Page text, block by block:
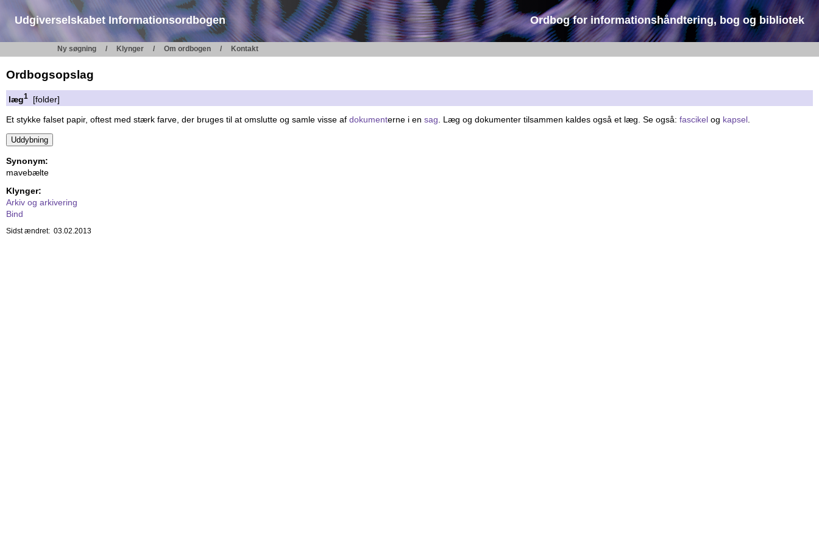
Udgiverselskabet Informationsordbogen Ordbog for informationshåndtering, bog og bibliotek
Ny søgning Klynger Om ordbogen Kontakt
Ordbogsopslag
læg1 [folder]
Et stykke falset papir, oftest med stærk farve, der bruges til at omslutte og samle visse af dokumenterne i en sag. Læg og dokumenter tilsammen kaldes også et læg. Se også: fascikel og kapsel.
Synonym:
mavebælte
Klynger:
Arkiv og arkivering
Bind
Sidst ændret: 03.02.2013